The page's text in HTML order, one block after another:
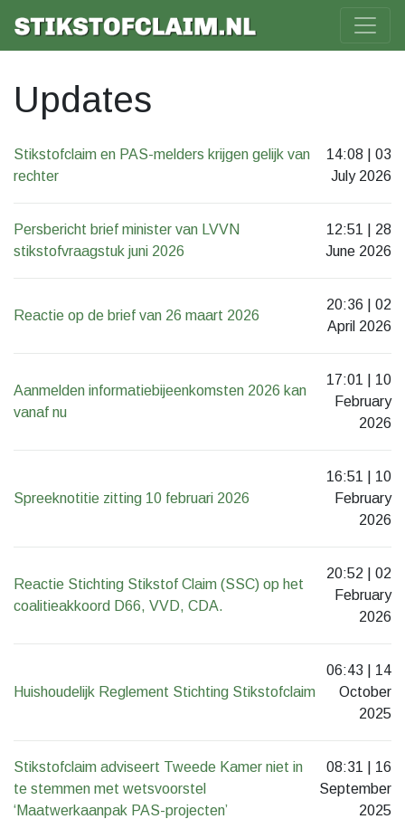
Updates
Stikstofclaim en PAS-melders krijgen gelijk van
rechter
14:08 | 03
July 2026
Persbericht brief minister van LVVN
stikstofvraagstuk juni 2026
12:51 | 28
June 2026
Reactie op de brief van 26 maart 2026
20:36 | 02
April 2026
Aanmelden informatiebijeenkomsten 2026 kan
vanaf nu
17:01 | 10
February
2026
Spreeknotitie zitting 10 februari 2026
16:51 | 10
February
2026
Reactie Stichting Stikstof Claim (SSC) op het
coalitieakkoord D66, VVD, CDA.
20:52 | 02
February
2026
Huishoudelijk Reglement Stichting Stikstofclaim
06:43 | 14
October
2025
Stikstofclaim adviseert Tweede Kamer niet in
te stemmen met wetsvoorstel
‘Maatwerkaanpak PAS-projecten’
08:31 | 16
September
2025